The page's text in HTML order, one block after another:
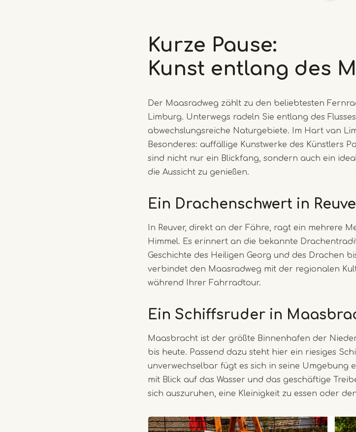
Kurze Pause:
Kunst entlang des
Der Maasradweg zählt zu den beliebtesten
Limburg. Unterwegs radeln Sie entlang des
abwechslungsreiche Naturgebiete. Im Hart van
Besonderes: auffällige Kunstwerke des Künstlers
sind nicht nur ein Blickfang, sondern auch ein
die Aussicht zu genießen.
Ein Drachenschwert in
In Reuver, direkt an der Fähre, ragt ein mehrere
Himmel. Es erinnert an die bekannte
Geschichte des Heiligen Georg und des Drachen
verbindet den Maasradweg mit der regionalen
während Ihrer Fahrradtour.
Ein Schiffsruder in
Maasbracht ist der größte Binnenhafen der
bis heute. Passend dazu steht hier ein riesiges
unverwechselbar fügt es sich in seine Umgebung
mit Blick auf das Wasser und das geschäftige
sich auszuruhen, eine Kleinigkeit zu essen oder